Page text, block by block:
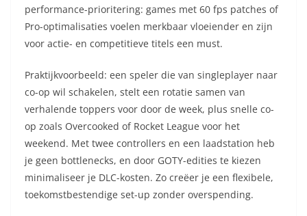
performance-prioritering: games met 60 fps patches of
Pro-optimalisaties voelen merkbaar vloeiender en zijn
voor actie- en competitieve titels een must.
Praktijkvoorbeeld: een speler die van singleplayer naar
co-op wil schakelen, stelt een rotatie samen van
verhalende toppers voor door de week, plus snelle co-
op zoals Overcooked of Rocket League voor het
weekend. Met twee controllers en een laadstation heb
je geen bottlenecks, en door GOTY-edities te kiezen
minimaliseer je DLC-kosten. Zo creëer je een flexibele,
toekomstbestendige set-up zonder overspending.